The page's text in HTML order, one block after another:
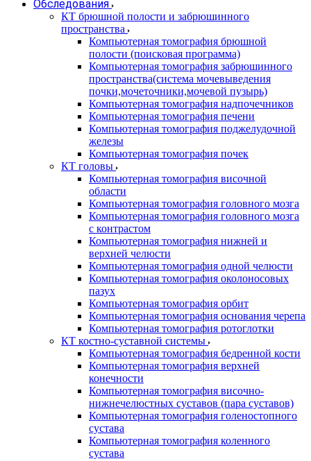
Обследования
КТ брюшной полости и забрюшинного
пространства
Компьютерная томография брюшной
полости (поисковая программа)
Компьютерная томография забрюшинного
пространства(система мочевыведения
почки,мочеточники,мочевой пузырь)
Компьютерная томография надпочечников
Компьютерная томография печени
Компьютерная томография поджелудочной
железы
Компьютерная томография почек
КТ головы
Компьютерная томография височной
области
Компьютерная томография головного мозга
Компьютерная томография головного мозга
с контрастом
Компьютерная томография нижней и
верхней челюсти
Компьютерная томография одной челюсти
Компьютерная томография околоносовых
пазух
Компьютерная томография орбит
Компьютерная томография основания черепа
Компьютерная томография ротоглотки
КТ костно-суставной системы
Компьютерная томография бедренной кости
Компьютерная томография верхней
конечности
Компьютерная томография височно-
нижнечелюстных суставов (пара суставов)
Компьютерная томография голеностопного
сустава
Компьютерная томография коленного
сустава